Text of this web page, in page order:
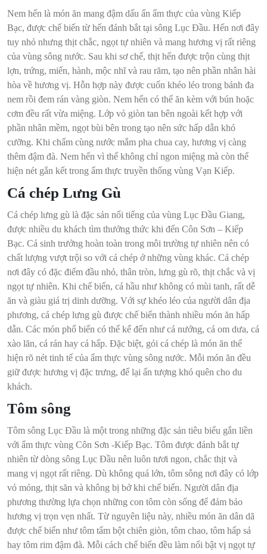
Nem hến là món ăn mang đậm dấu ấn ẩm thực của vùng Kiếp
Bạc, được chế biến từ hến đánh bắt tại sông Lục Đầu. Hến nơi đây
tuy nhỏ nhưng thịt chắc, ngọt tự nhiên và mang hương vị rất riêng
của vùng sông nước. Sau khi sơ chế, thịt hến được trộn cùng thịt
lợn, trứng, miến, hành, mộc nhĩ và rau răm, tạo nên phần nhân hài
hòa về hương vị. Hỗn hợp này được cuốn khéo léo trong bánh đa
nem rồi đem rán vàng giòn. Nem hến có thể ăn kèm với bún hoặc
cơm đều rất vừa miệng. Lớp vỏ giòn tan bên ngoài kết hợp với
phần nhân mềm, ngọt bùi bên trong tạo nên sức hấp dẫn khó
cưỡng. Khi chấm cùng nước mắm pha chua cay, hương vị càng
thêm đậm đà. Nem hến vì thế không chỉ ngon miệng mà còn thể
hiện nét gắn kết trong ẩm thực truyền thống vùng Vạn Kiếp.
Cá chép Lưng Gù
Cá chép lưng gù là đặc sản nổi tiếng của vùng Lục Đầu Giang,
được nhiều du khách tìm thưởng thức khi đến Côn Sơn – Kiếp
Bạc. Cá sinh trưởng hoàn toàn trong môi trường tự nhiên nên có
chất lượng vượt trội so với cá chép ở những vùng khác. Cá chép
nơi đây có đặc điểm đầu nhỏ, thân tròn, lưng gù rõ, thịt chắc và vị
ngọt tự nhiên. Khi chế biến, cá hầu như không có mùi tanh, rất dễ
ăn và giàu giá trị dinh dưỡng. Với sự khéo léo của người dân địa
phương, cá chép lưng gù được chế biến thành nhiều món ăn hấp
dẫn. Các món phổ biến có thể kể đến như cá nướng, cá om dưa, cá
xào lăn, cá rán hay cá hấp. Đặc biệt, gỏi cá chép là món ăn thể
hiện rõ nét tinh tế của ẩm thực vùng sông nước. Mỗi món ăn đều
giữ được hương vị đặc trưng, để lại ấn tượng khó quên cho du
khách.
Tôm sông
Tôm sông Lục Đầu là một trong những đặc sản tiêu biểu gắn liền
với ẩm thực vùng Côn Sơn -Kiếp Bạc. Tôm được đánh bắt tự
nhiên từ dòng sông Lục Đầu nên luôn tươi ngon, chắc thịt và
mang vị ngọt rất riêng. Dù không quá lớn, tôm sông nơi đây có lớp
vỏ mỏng, thịt săn và không bị bở khi chế biến. Người dân địa
phương thường lựa chọn những con tôm còn sống để đảm bảo
hương vị trọn vẹn nhất. Từ nguyên liệu này, nhiều món ăn dân dã
được chế biến như tôm tẩm bột chiên giòn, tôm chao, tôm hấp sả
hay tôm rim đậm đà. Mỗi cách chế biến đều làm nổi bật vị ngọt tự